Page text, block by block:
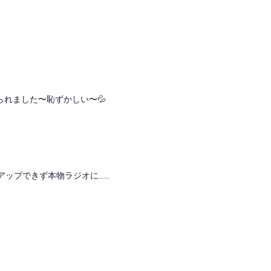
れました〜恥ずかしい〜💦
プできず本物ラジオに……